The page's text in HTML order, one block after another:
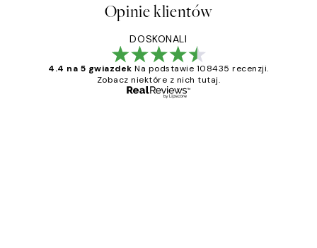
Opinie klientów
DOSKONALI
4.4 na 5 gwiazdek Na podstawie 108435 recenzji.
Zobacz niektóre z nich tutaj.